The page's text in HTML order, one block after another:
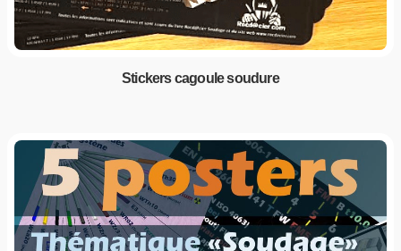
Stickers cagoule soudure